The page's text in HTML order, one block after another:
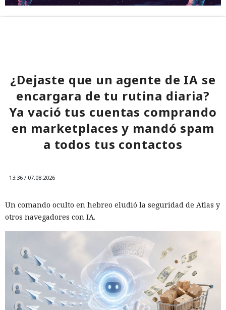
¿Dejaste que un agente de IA se
encargara de tu rutina diaria?
Ya vació tus cuentas comprando
en marketplaces y mandó spam
a todos tus contactos
13:36 / 07.08.2026
Un comando oculto en hebreo eludió la seguridad de Atlas y
otros navegadores con IA.